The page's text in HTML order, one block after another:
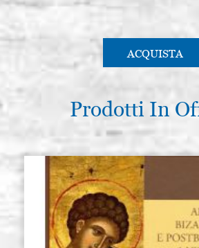
ACQUISTA
Prodotti In